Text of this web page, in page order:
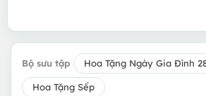
Bộ sưu tập Hoa Tặng Ngày Gia Đình
Hoa Tặng Sếp